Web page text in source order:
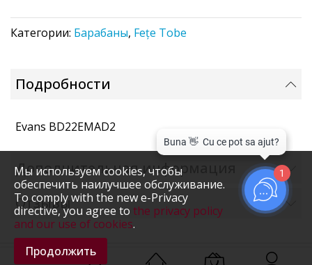
Мы используем cookies, чтобы
обеспечить наилучшее обслуживание.
To comply with the new e-Privacy
directive, you agree to the privacy policy
and our use of cookies.
Продолжить
Категории: Барабаны, Fețe Tobe
Подробности
Evans BD22EMAD2
Дополнительная информация
Отзывы
1